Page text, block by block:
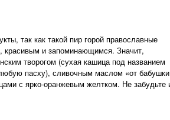
так как такой пир горой православные
красивым и запоминающимся. Значит,
творогом (сухая кашица под названием
пасху), сливочным маслом «от
с ярко-оранжевым желтком. Не забудьте